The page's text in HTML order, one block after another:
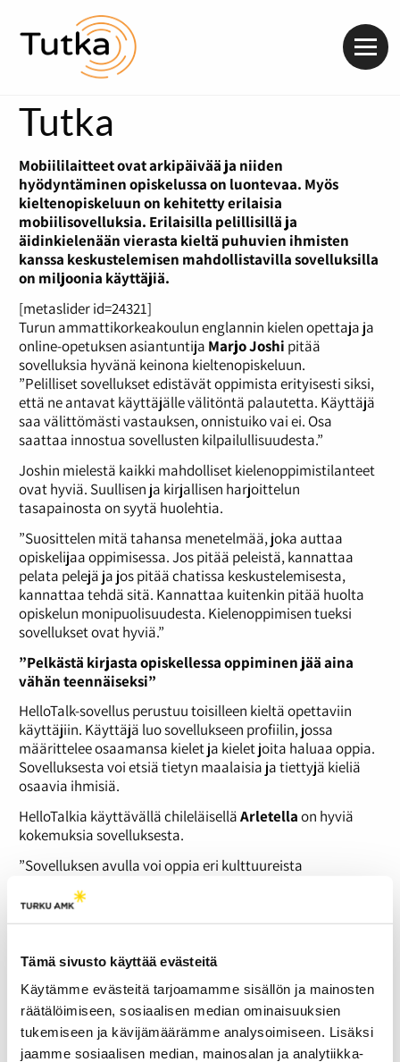
Tämä sivusto käyttää evästeitä
Käytämme evästeitä tarjoamamme sisällön ja mainosten
räätälöimiseen, sosiaalisen median ominaisuuksien
tukemiseen ja kävijämäärämme analysoimiseen. Lisäksi
jaamme sosiaalisen median, mainosalan ja analytiikka-
Tutka
Mobiililaitteet ovat arkipäivää ja niiden
hyödyntäminen opiskelussa on luontevaa. Myös
kieltenopiskeluun on kehitetty erilaisia
mobiilisovelluksia. Erilaisilla pelillisillä ja
äidinkielenään vierasta kieltä puhuvien ihmisten
kanssa keskustelemisen mahdollistavilla sovelluksilla
on miljoonia käyttäjiä.
[metaslider id=24321]
Turun ammattikorkeakoulun englannin kielen opettaja ja
online-opetuksen asiantuntija Marjo Joshi pitää
sovelluksia hyvänä keinona kieltenopiskeluun.
”Pelilliset sovellukset edistävät oppimista erityisesti siksi,
että ne antavat käyttäjälle välitöntä palautetta. Käyttäjä
saa välittömästi vastauksen, onnistuiko vai ei. Osa
saattaa innostua sovellusten kilpailullisuudesta.”
Joshin mielestä kaikki mahdolliset kielenoppimistilanteet
ovat hyviä. Suullisen ja kirjallisen harjoittelun
tasapainosta on syytä huolehtia.
”Suosittelen mitä tahansa menetelmää, joka auttaa
opiskelijaa oppimisessa. Jos pitää peleistä, kannattaa
pelata pelejä ja jos pitää chatissa keskustelemisesta,
kannattaa tehdä sitä. Kannattaa kuitenkin pitää huolta
opiskelun monipuolisuudesta. Kielenoppimisen tueksi
sovellukset ovat hyviä.”
”Pelkästä kirjasta opiskellessa oppiminen jää aina
vähän teennäiseksi”
HelloTalk-sovellus perustuu toisilleen kieltä opettaviin
käyttäjiin. Käyttäjä luo sovellukseen profiilin, jossa
määrittelee osaamansa kielet ja kielet joita haluaa oppia.
Sovelluksesta voi etsiä tietyn maalaisia ja tiettyjä kieliä
osaavia ihmisiä.
HelloTalkia käyttävällä chileläiselläArletellaon hyviä
kokemuksia sovelluksesta.
”Sovelluksen avulla voi oppia eri kulttuureista
Minusta on hauskaa opettaa muita ja oppia itse samalla.”
kokee oppineensa sovelluksen avulla.
”Rehellisesti sanottuna chileläinen kieltenopetus on aika
surkeaa. Chilessä kaikki eivät osaa englantia ollenkaan.
Äidinkielenään englantia puhuvat ovat hyviä opettajia. ”
Myös Marjo Joshi pitää ulkomaalaisia kontakteja tärkeinä